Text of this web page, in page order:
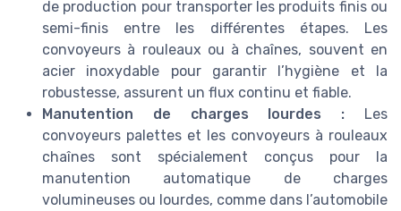
de production pour transporter les produits finis ou
semi-finis entre les différentes étapes. Les
convoyeurs à rouleaux ou à chaînes, souvent en
acier inoxydable pour garantir l’hygiène et la
robustesse, assurent un flux continu et fiable.
Manutention de charges lourdes : Les
convoyeurs palettes et les convoyeurs à rouleaux
chaînes sont spécialement conçus pour la
manutention automatique de charges
volumineuses ou lourdes, comme dans l’automobile